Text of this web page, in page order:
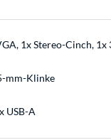
1x Stereo-Cinch,
mm-Klinke
USB-A